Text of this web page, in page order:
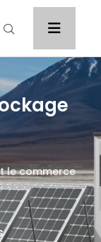
le commerce